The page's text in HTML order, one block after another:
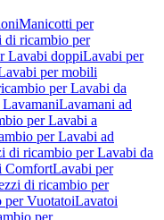
Manicotti per
di ricambio per
Lavabi doppiLavabi per
per mobili
per Lavabi da
Lavamani ad
per Lavabi a
per Lavabi ad
di ricambio per Lavabi da
ComfortLavabi per
di ricambio per
per VuotatoiLavatoi
per